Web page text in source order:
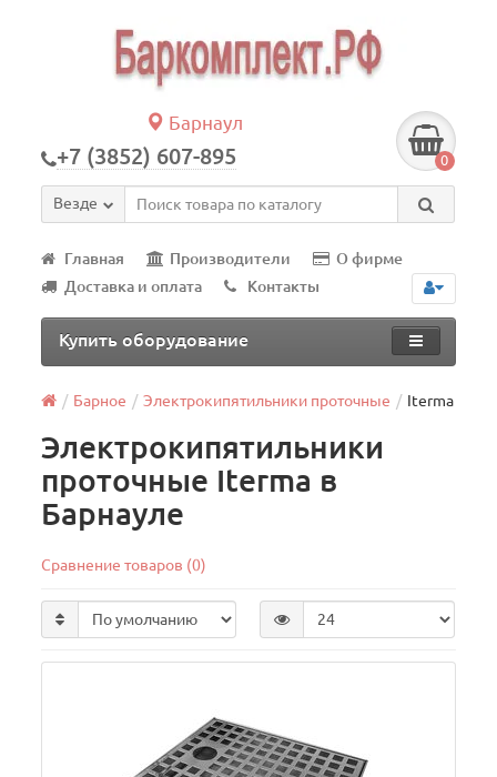
Барнаул
+7 (3852) 607-895 0
Везде
Главная Производители
О фирме
Доставка и оплата
Контакты
Купить оборудование
Барное Электрокипятильники проточные Iterma
Электрокипятильники
проточные Iterma в
Барнауле
Сравнение товаров (0)